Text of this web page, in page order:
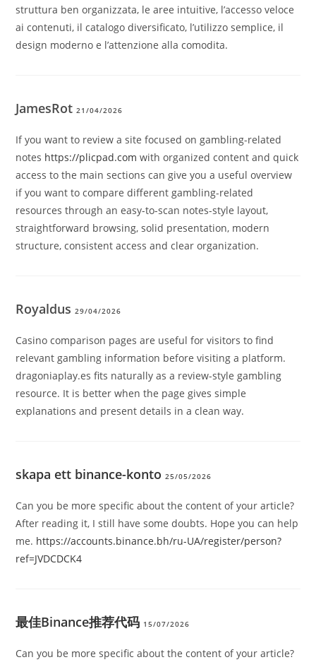
struttura ben organizzata, le aree intuitive, l’accesso veloce
ai contenuti, il catalogo diversificato, l’utilizzo semplice, il
design moderno e l’attenzione alla comodita.
JamesRot21/04/2026
If you want to review a site focused on gambling-related
notes https://plicpad.com with organized content and quick
access to the main sections can give you a useful overview
if you want to compare different gambling-related
resources through an easy-to-scan notes-style layout,
straightforward browsing, solid presentation, modern
structure, consistent access and clear organization.
Royaldus29/04/2026
Casino comparison pages are useful for visitors to find
relevant gambling information before visiting a platform.
dragoniaplay.es fits naturally as a review-style gambling
resource. It is better when the page gives simple
explanations and present details in a clean way.
skapa ett binance-konto 25/05/2026
Can you be more specific about the content of your article?
After reading it, I still have some doubts. Hope you can help
me. https://accounts.binance.bh/ru-UA/register/person?
ref=JVDCDCK4
最佳Binance推荐代码 15/07/2026
Can you be more specific about the content of your article?